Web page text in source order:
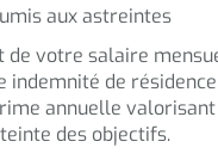
aux astreintes
de votre salaire
indemnité de résidence,
annuelle
des objectifs.